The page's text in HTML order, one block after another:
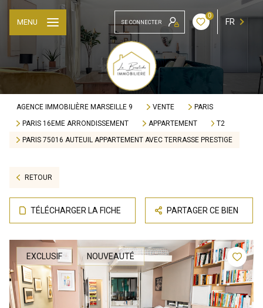
SE CONNECTER
0
FR
MENU
AGENCE IMMOBILIÈRE MARSEILLE 9 VENTE
PARIS
PARIS 16EME ARRONDISSEMENT
APPARTEMENT
T2
PARIS 75016 AUTEUIL APPARTEMENT AVEC TERRASSE PRESTIGE
RETOUR
TÉLÉCHARGER LA FICHE PARTAGER CE BIEN
EXCLUSIF NOUVEAUTÉ